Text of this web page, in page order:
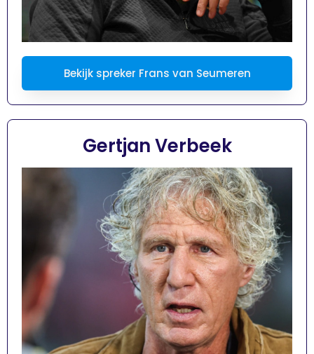
Bekijk spreker Frans van Seumeren
Gertjan Verbeek